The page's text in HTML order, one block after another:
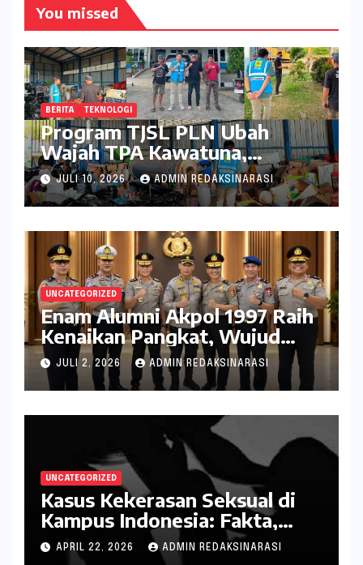
You missed
BERITA TEKNOLOGI
Program TJSL PLN Ubah
Wajah TPA Kawatuna,
Sampah Kini Bernilai Ekonomi
dan Lingkungan
JULI 10, 2026 ADMIN REDAKSINARASI
UNCATEGORIZED
Enam Alumni Akpol 1997 Raih
Kenaikan Pangkat, Wujud
Penghargaan atas Pengabdian
kepada Negara
JULI 2, 2026 ADMIN REDAKSINARASI
UNCATEGORIZED
Kasus Kekerasan Seksual di
Kampus Indonesia: Fakta,
Pola Berulang, dan Tantangan
Penanganannya
APRIL 22, 2026 ADMIN REDAKSINARASI